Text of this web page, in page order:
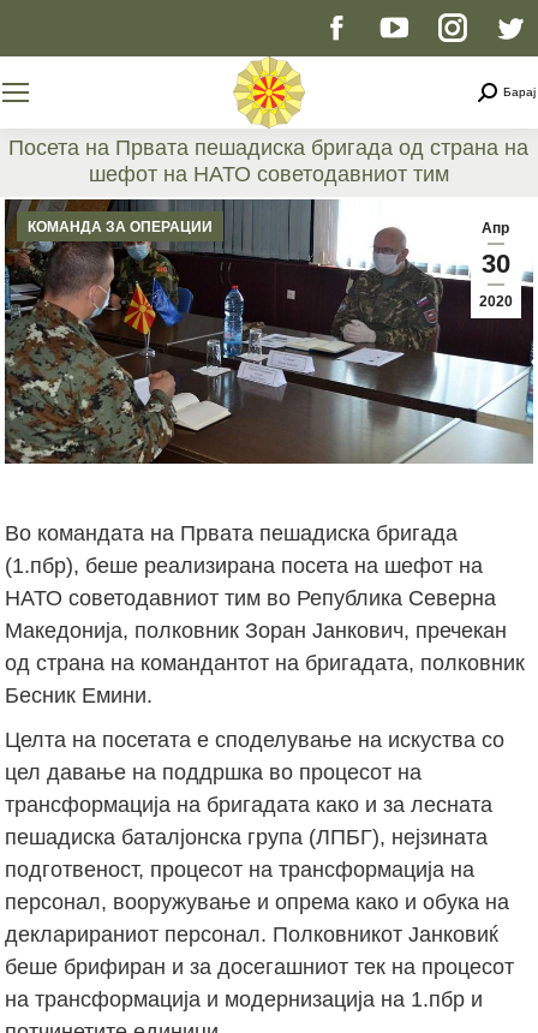
Facebook
opens
new
window
YouTube
opens
window
page
opens
new
window
Барај
Посета на Првата пешадиска бригада од страна на
шефот на НАТО советодавниот тим
You are here:
Апр
30
2020
КОМАНДА ЗА ОПЕРАЦИИ
Во командата на Првата пешадиска бригада
(1.пбр), беше реализирана посета на шефот на
НАТО советодавниот тим во Република Северна
Македонија, полковник Зоран Јанкович, пречекан
од страна на командантот на бригадата, полковник
Бесник Емини.
Целта на посетата е споделување на искуства со
цел давање на поддршка во процесот на
трансформација на бригадата како и за лесната
пешадиска баталјонска група (ЛПБГ), нејзината
подготвеност, процесот на трансформација на
персонал, вооружување и опрема како и обука на
декларираниот персонал. Полковникот Јанковиќ
беше брифиран и за досегашниот тек на процесот
на трансформација и модернизација на 1.пбр и